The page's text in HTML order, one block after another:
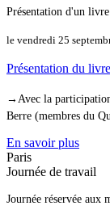
Présentation d'un livre
le vendredi 25
Présentation du
→Avec la
Berre (membres du
En savoir plus
Paris
Journée de travail
Journée réservée aux